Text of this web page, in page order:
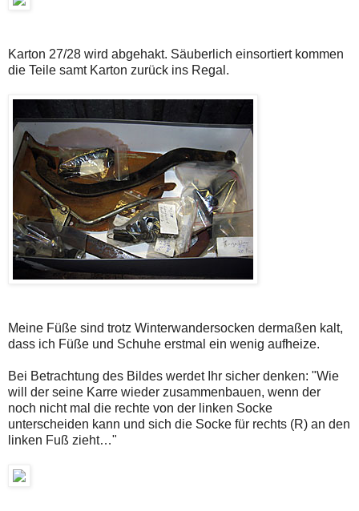
Karton 27/28 wird abgehakt. Säuberlich einsortiert kommen
die Teile samt Karton zurück ins Regal.
Meine Füße sind trotz Winterwandersocken dermaßen kalt,
dass ich Füße und Schuhe erstmal ein wenig aufheize.
Bei Betrachtung des Bildes werdet Ihr sicher denken: "Wie
will der seine Karre wieder zusammenbauen, wenn der
noch nicht mal die rechte von der linken Socke
unterscheiden kann und sich die Socke für rechts (R) an den
linken Fuß zieht…"